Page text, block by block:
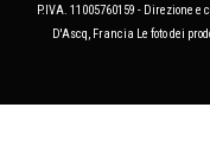
P.IVA. 11005760159 - Direzione e
D'Ascq, Francia Le foto dei